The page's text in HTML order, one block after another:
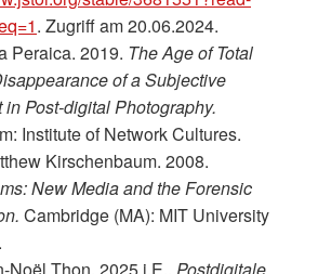
. Zugriff am 20.06.2024.
Peraica. 2019. The Age of Total
of a Subjective
in Post-digital Photography.
Institute of Network Cultures.
Kirschenbaum. 2008.
New Media and the Forensic
Cambridge (MA): MIT University